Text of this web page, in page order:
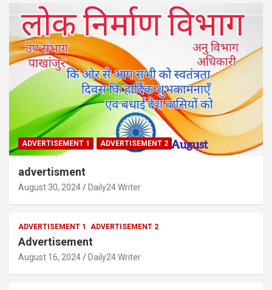
ADVERTISEMENT 1 ADVERTISEMENT 2
advertisment
August 30, 2024 Daily24 Writer
ADVERTISEMENT 1 ADVERTISEMENT 2
Advertisement
August 16, 2024 Daily24 Writer